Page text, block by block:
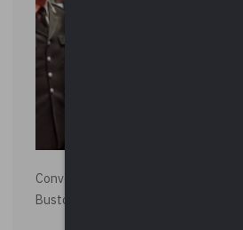
Convegno “La Polizia Locale per la
Busto Arsizio